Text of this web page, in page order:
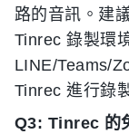
路的音訊。建
Tinrec 錄製環
LINE/Teams/
Tinrec 進行錄
Q3: Tinrec 的